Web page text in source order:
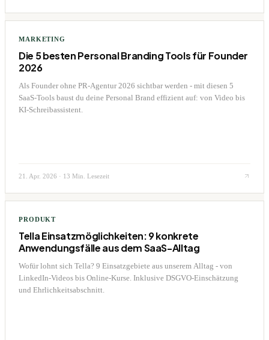
MARKETING
Die 5 besten Personal Branding Tools für Founder
2026
Als Founder ohne PR-Agentur 2026 sichtbar werden - mit diesen 5
SaaS-Tools baust du deine Personal Brand effizient auf: von Video bis
KI-Schreibassistent.
21. Apr. 2026 · 13 Min. Lesezeit
PRODUKT
Tella Einsatzmöglichkeiten: 9 konkrete
Anwendungsfälle aus dem SaaS-Alltag
Wofür lohnt sich Tella? 9 Einsatzgebiete aus unserem Alltag - von
LinkedIn-Videos bis Online-Kurse. Inklusive DSGVO-Einschätzung
und Ehrlichkeitsabschnitt.